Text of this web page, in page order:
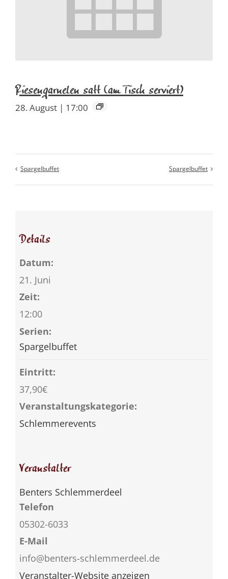
Riesengarnelen satt (am Tisch serviert)
28. August | 17:00
Spargelbuffet Spargelbuffet
Details
Datum:
21. Juni
Zeit:
12:00
Serien:
Spargelbuffet
Eintritt:
37,90€
Veranstaltungskategorie:
Schlemmerevents
Veranstalter
Benters Schlemmerdeel
Telefon
05302-6033
E-Mail
info@benters-schlemmerdeel.de
Veranstalter-Website anzeigen